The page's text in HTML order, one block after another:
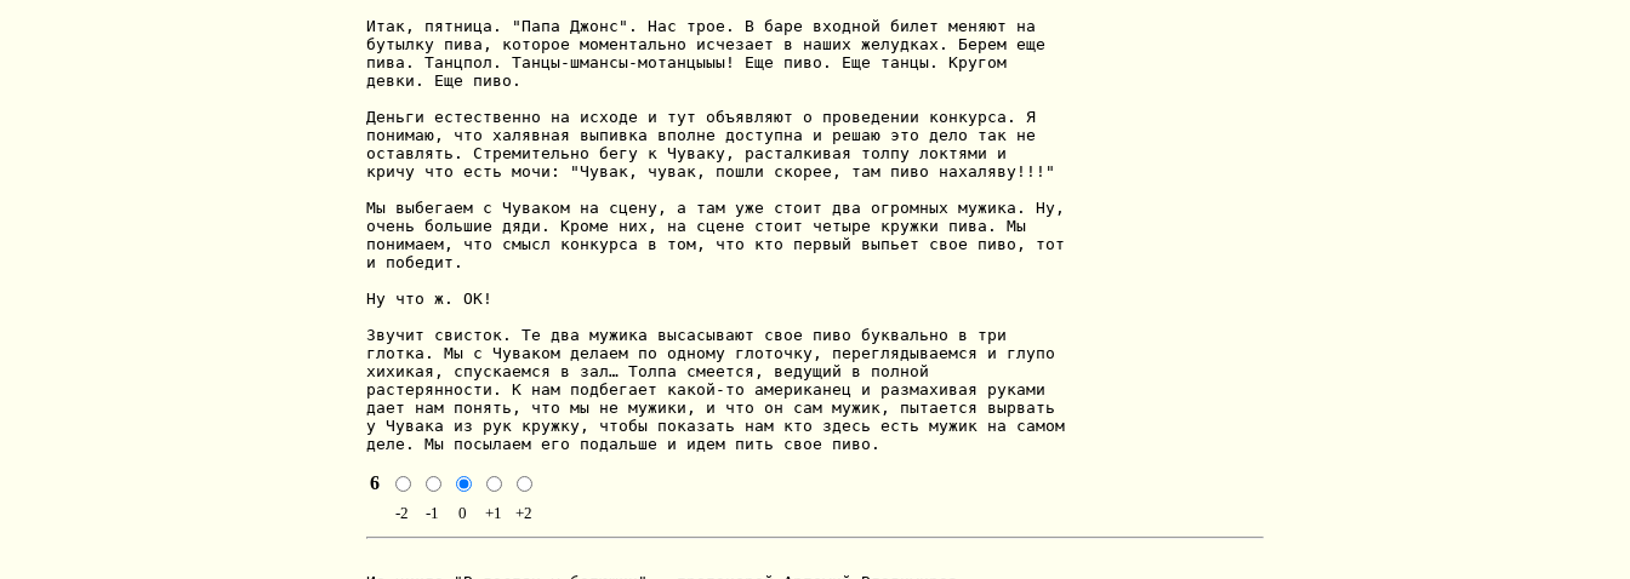
Итак, пятница. "Папа Джонс". Нас трое. В баре входной билет меняют на
бутылку пива, которое моментально исчезает в наших желудках. Берем еще
пива. Танцпол. Танцы-шмансы-мотанцыыы! Еще пиво. Еще танцы. Кругом
девки. Еще пиво.
Деньги естественно на исходе и тут объявляют о проведении конкурса. Я
понимаю, что халявная выпивка вполне доступна и решаю это дело так не
оставлять. Стремительно бегу к Чуваку, расталкивая толпу локтями и
кричу что есть мочи: "Чувак, чувак, пошли скорее, там пиво нахаляву!!!"
Мы выбегаем с Чуваком на сцену, а там уже стоит два огромных мужика. Ну,
очень большие дяди. Кроме них, на сцене стоит четыре кружки пива. Мы
понимаем, что смысл конкурса в том, что кто первый выпьет свое пиво, тот
и победит.
Ну что ж. ОК!
Звучит свисток. Те два мужика высасывают свое пиво буквально в три
глотка. Мы с Чуваком делаем по одному глоточку, переглядываемся и глупо
хихикая, спускаемся в зал… Толпа смеется, ведущий в полной
растерянности. К нам подбегает какой-то американец и размахивая руками
дает нам понять, что мы не мужики, и что он сам мужик, пытается вырвать
у Чувака из рук кружку, чтобы показать нам кто здесь есть мужик на самом
деле. Мы посылаем его подальше и идем пить свое пиво.
6
-2 -1 0 +1 +2